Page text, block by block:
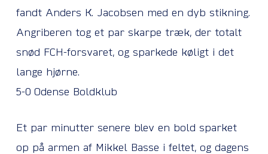
fandt Anders K. Jacobsen med en dyb stikning.
Angriberen tog et par skarpe træk, der totalt
snød FCH-forsvaret, og sparkede køligt i det
lange hjørne.
5-0 Odense Boldklub
Et par minutter senere blev en bold sparket
op på armen af Mikkel Basse i feltet, og dagens